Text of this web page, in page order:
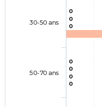
0
0
0
0
0
0
0
30-50 ans
50-70 ans